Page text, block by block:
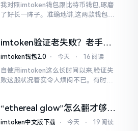
我对照imtoken钱包跟比特币钱包,琢磨
了好长一阵子。准确地讲,这两款钱包我
挺美观
imtoken验证老失败？老手教
你几招搞定
imtoken钱包2.0 ⋅ 今天 ⋅ 16 阅读
自使用imtoken这么长时间以来,验证失
败这般状况着实令人烦闷不已。有时急
至极点。
“ethereal glow”怎么翻才够味
儿？翻译圈老油条的私房话
imtoken中文版下载 ⋅ 今天 ⋅ 19 阅读